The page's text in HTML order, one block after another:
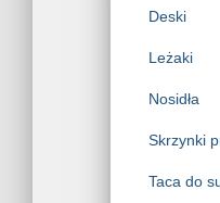
Deski
Leżaki
Nosidła
Skrzynki
Taca do